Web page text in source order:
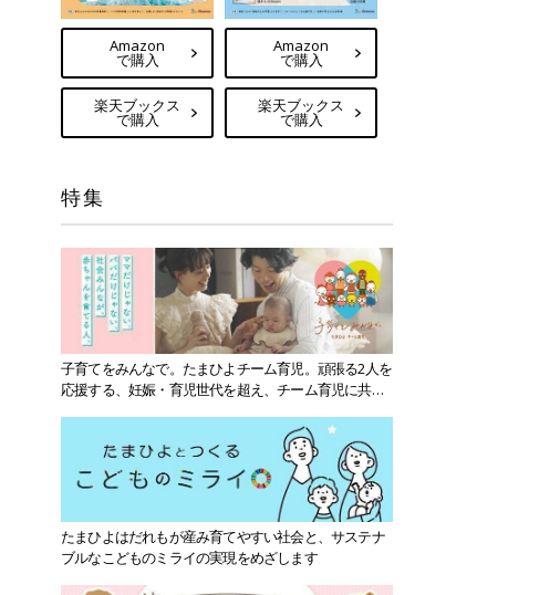
Amazon
で購入
楽天ブックス
で購入
Amazon
で購入
楽天ブックス
で購入
特集
子育てをみんなで。たまひよチーム育児。頑張る2人を
応援する、妊娠・育児世代を超え、チーム育児に共感
たまひよはだれもが産み育てやすい社会と、サステナ
ブルなこどものミライの実現をめざします